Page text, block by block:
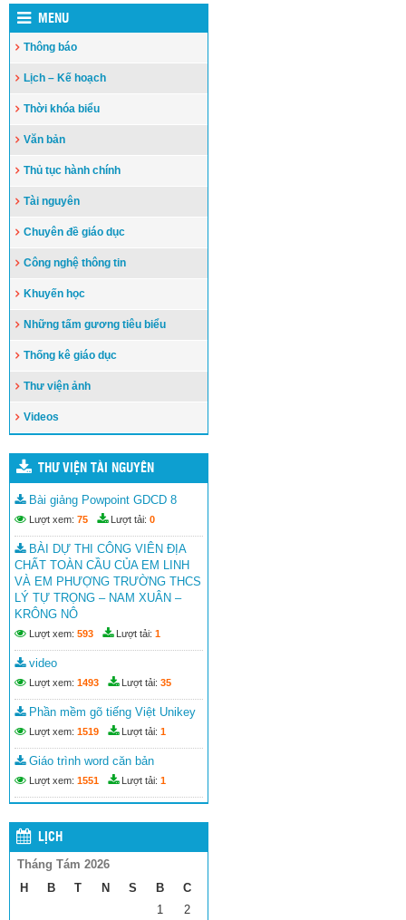
MENU
Thông báo
Lịch – Kế hoạch
Thời khóa biểu
Văn bản
Thủ tục hành chính
Tài nguyên
Chuyên đề giáo dục
Công nghệ thông tin
Khuyến học
Những tấm gương tiêu biểu
Thống kê giáo dục
Thư viện ảnh
Videos
THƯ VIỆN TÀI NGUYÊN
Bài giảng Powpoint GDCD 8
Lượt xem: 75 Lượt tải: 0
BÀI DỰ THI CÔNG VIÊN ĐỊA
CHẤT TOÀN CẦU CỦA EM LINH
VÀ EM PHƯỢNG TRƯỜNG THCS
LÝ TỰ TRỌNG – NAM XUÂN –
KRÔNG NÔ
Lượt xem: 593 Lượt tải: 1
video
Lượt xem: 1493 Lượt tải: 35
Phần mềm gõ tiếng Việt Unikey
Lượt xem: 1519 Lượt tải: 1
Giáo trình word căn bản
Lượt xem: 1551 Lượt tải: 1
LỊCH
Tháng Tám 2026
H
B T N S B
C
1
2